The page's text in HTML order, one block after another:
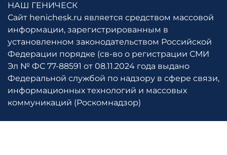
НАШ ГЕНИЧЕСК
Сайт henichesk.ru является средством массовой
информации, зарегистрированным в
установленном законодательством Российской
Федерации порядке (св-во о регистрации СМИ
Эл № ФС 77-88591 от 08.11.2024 года выдано
Федеральной службой по надзору в сфере связи,
информационных технологий и массовых
коммуникаций (Роскомнадзор)